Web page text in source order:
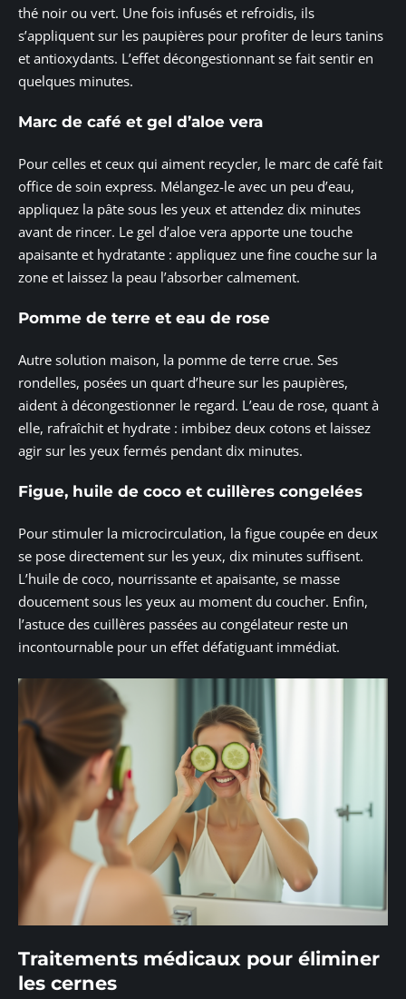
thé noir ou vert. Une fois infusés et refroidis, ils
s’appliquent sur les paupières pour profiter de leurs tanins
et antioxydants. L’effet décongestionnant se fait sentir en
quelques minutes.
Marc de café et gel d’aloe vera
Pour celles et ceux qui aiment recycler, le marc de café fait
office de soin express. Mélangez-le avec un peu d’eau,
appliquez la pâte sous les yeux et attendez dix minutes
avant de rincer. Le gel d’aloe vera apporte une touche
apaisante et hydratante : appliquez une fine couche sur la
zone et laissez la peau l’absorber calmement.
Pomme de terre et eau de rose
Autre solution maison, la pomme de terre crue. Ses
rondelles, posées un quart d’heure sur les paupières,
aident à décongestionner le regard. L’eau de rose, quant à
elle, rafraîchit et hydrate : imbibez deux cotons et laissez
agir sur les yeux fermés pendant dix minutes.
Figue, huile de coco et cuillères congelées
Pour stimuler la microcirculation, la figue coupée en deux
se pose directement sur les yeux, dix minutes suffisent.
L’huile de coco, nourrissante et apaisante, se masse
doucement sous les yeux au moment du coucher. Enfin,
l’astuce des cuillères passées au congélateur reste un
incontournable pour un effet défatiguant immédiat.
Traitements médicaux pour éliminer
les cernes